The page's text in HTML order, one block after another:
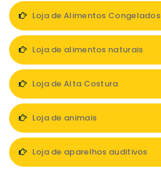
Loja de Alimentos Congelados
Loja de alimentos naturais
Loja de Alta Costura
Loja de animais
Loja de aparelhos auditivos